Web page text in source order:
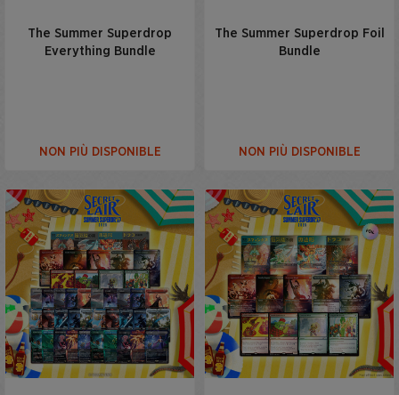
The Summer Superdrop
Everything Bundle
NON PIÙ DISPONIBLE
The Summer Superdrop Foil
Bundle
NON PIÙ DISPONIBLE